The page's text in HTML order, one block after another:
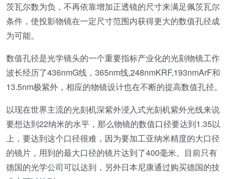
茨瓦尔数为负，不再依靠增加正透镜的尺寸来满足佩茨瓦尔
条件，使投影物镜在一定尺寸范围内获得更大的数值孔径成
为可能。
数值孔径是光学镜头的一个重要指标产业化的光刻物镜工作
波长经历了436nmG线，365nm线,248nmKRF,193nmArF和
13.5nm极紫外，相应的物镜设计也在不断的提高数值孔径。
以现在世界主流的光刻机深紫外浸入式光刻机紫外光线来说
要想达到22纳米的水平，那么物镜的数值口径要达到1.35以
上，要达到这个口径很难，因为要加工亚纳米精度的大口径
的镜片，用到的最大口径的镜片达到了400毫米。目前只有
德国的光学公司可以达到，另外日本尼康通过购买德国的技